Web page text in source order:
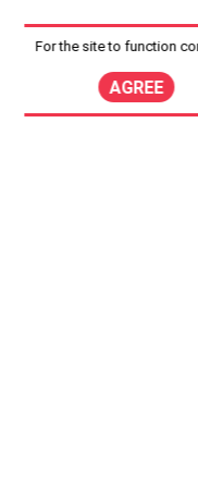
For the site to function
AGREE